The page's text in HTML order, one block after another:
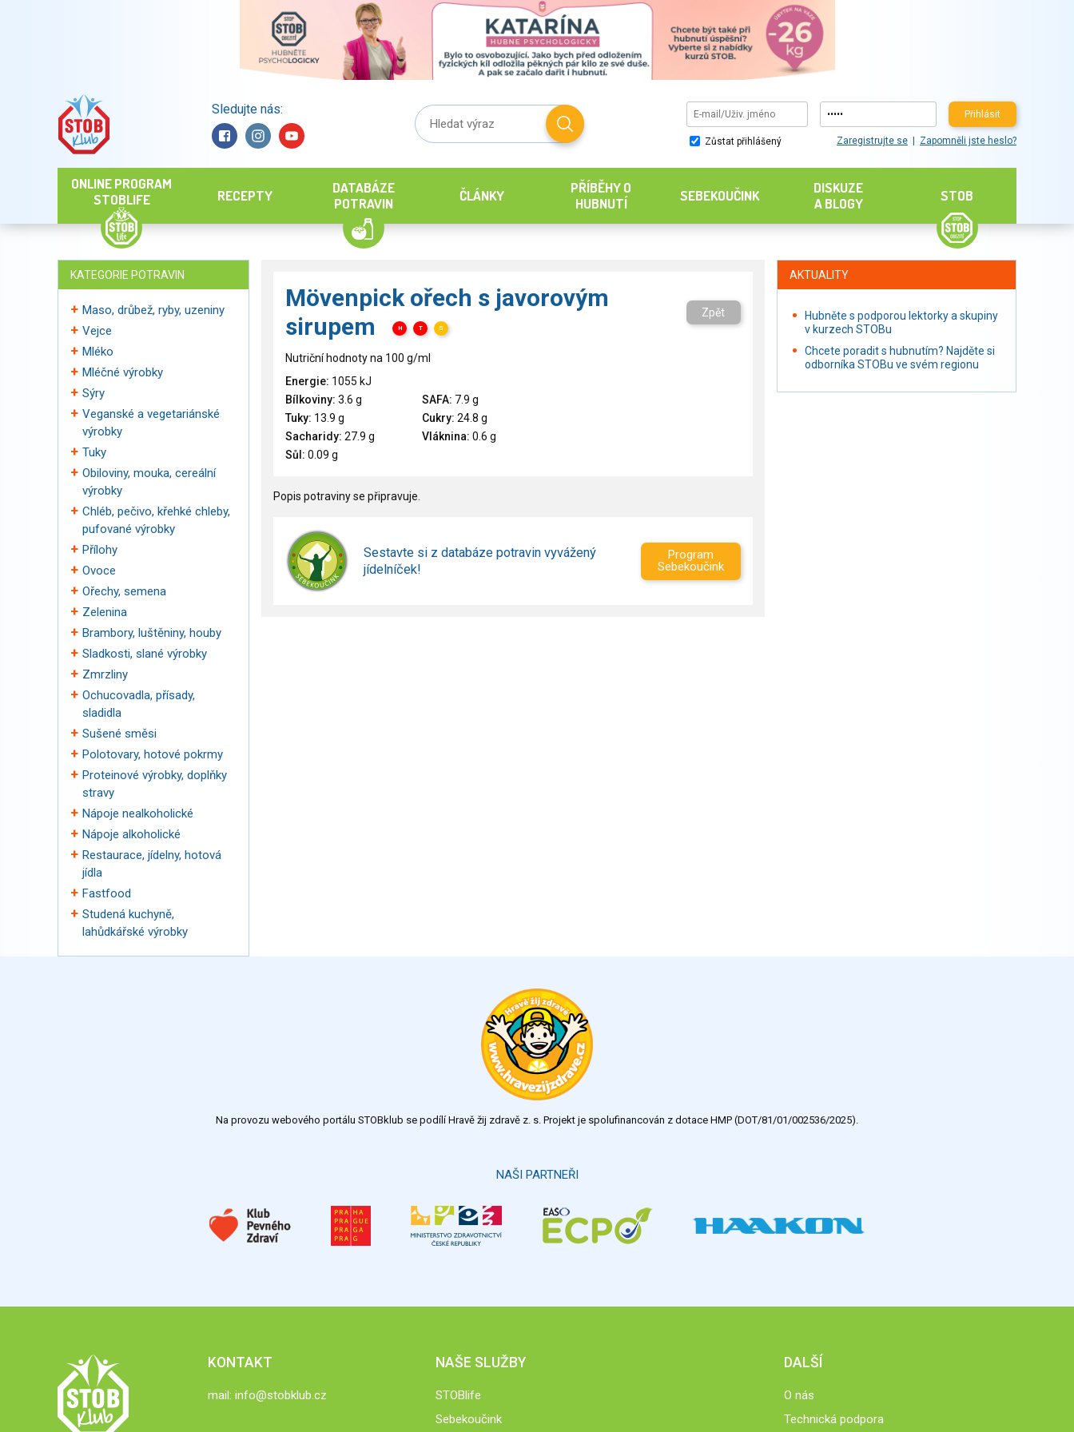
Sledujte nás: Přihlásit
Zůstat přihlášený Zaregistrujte se Zapomněli jste heslo?
ONLINE PROGRAM
STOBLIFE
RECEPTY
DATABÁZE
POTRAVIN
ČLÁNKY
PŘÍBĚHY O
HUBNUTÍ
SEBEKOUČINK
DISKUZE
A BLOGY
STOB
KATEGORIE POTRAVIN
Maso, drůbež, ryby, uzeniny
Vejce
Mléko
Mléčné výrobky
Sýry
Veganské a vegetariánské
výrobky
Tuky
Obiloviny, mouka, cereální
výrobky
Chléb, pečivo, křehké chleby,
pufované výrobky
Přílohy
Ovoce
Ořechy, semena
Zelenina
Brambory, luštěniny, houby
Sladkosti, slané výrobky
Zmrzliny
Ochucovadla, přísady,
sladidla
Sušené směsi
Polotovary, hotové pokrmy
Proteinové výrobky, doplňky
stravy
Nápoje nealkoholické
Nápoje alkoholické
Restaurace, jídelny, hotová
jídla
Fastfood
Studená kuchyně,
lahůdkářské výrobky
Mövenpick ořech s javorovým
sirupem
H T S
Zpět
Nutriční hodnoty na 100 g/ml
Energie: 1055 kJ
Bílkoviny: 3.6 g SAFA: 7.9 g
Tuky: 13.9 g Cukry: 24.8 g
Sacharidy: 27.9 g Vláknina: 0.6 g
Sůl: 0.09 g
Popis potraviny se připravuje.
Sestavte si z databáze potravin vyvážený
jídelníček!
Program
Sebekoučink
AKTUALITY
Hubněte s podporou lektorky a skupiny
v kurzech STOBu
Chcete poradit s hubnutím? Najděte si
odborníka STOBu ve svém regionu
Na provozu webového portálu STOBklub se podílí Hravě žij zdravě z. s. Projekt je spolufinancován z dotace HMP (DOT/81/01/002536/2025).
NAŠI PARTNEŘI
KONTAKT
mail: info@stobklub.cz
NAŠE SLUŽBY
STOBlife
Sebekoučink
DALŠÍ
O nás
Technická podpora